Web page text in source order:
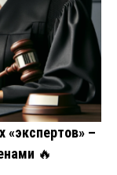
«экспертов» –
🔥